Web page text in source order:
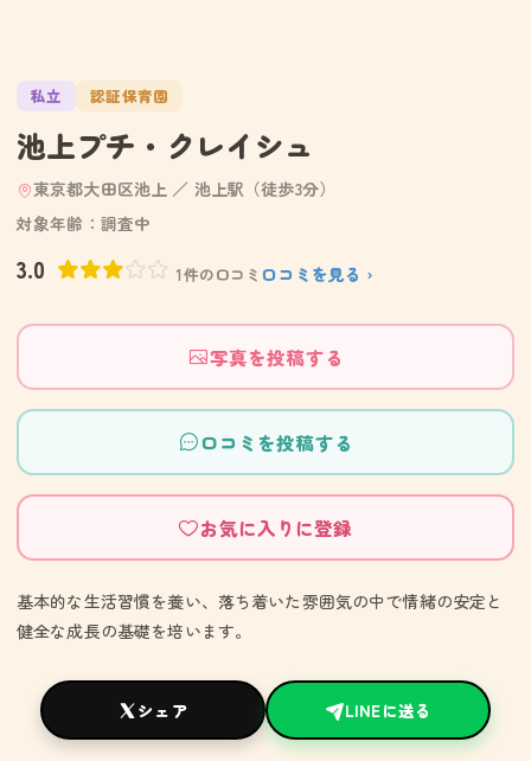
私立 認証保育園
池上プチ・クレイシュ
東京都大田区池上 ／ 池上駅（徒歩3分）
対象年齢：調査中
3.0 1件の口コミ 口コミを見る ›
写真を投稿する
口コミを投稿する
お気に入りに登録
基本的な生活習慣を養い、落ち着いた雰囲気の中で情緒の安定と
健全な成長の基礎を培います。
シェア LINEに送る